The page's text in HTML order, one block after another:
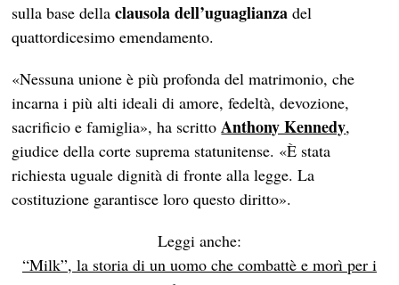
sulla base dellaclausola dell’uguaglianza del
quattordicesimo emendamento.
«Nessuna unione è più profonda del matrimonio, che
incarna i più alti ideali di amore, fedeltà, devozione,
sacrificio e famiglia», ha scritto Anthony Kennedy,
giudice della corte suprema statunitense. «È stata
richiesta uguale dignità di fronte alla legge. La
costituzione garantisce loro questo diritto».
Leggi anche:
“Milk”, la storia di un uomo che combattè e morì per i